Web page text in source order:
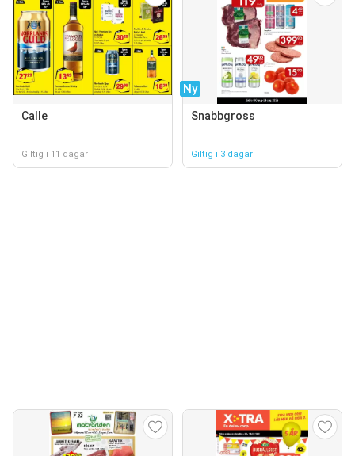
Calle
Giltig i 11 dagar
Ny
Snabbgross
Giltig i 3 dagar